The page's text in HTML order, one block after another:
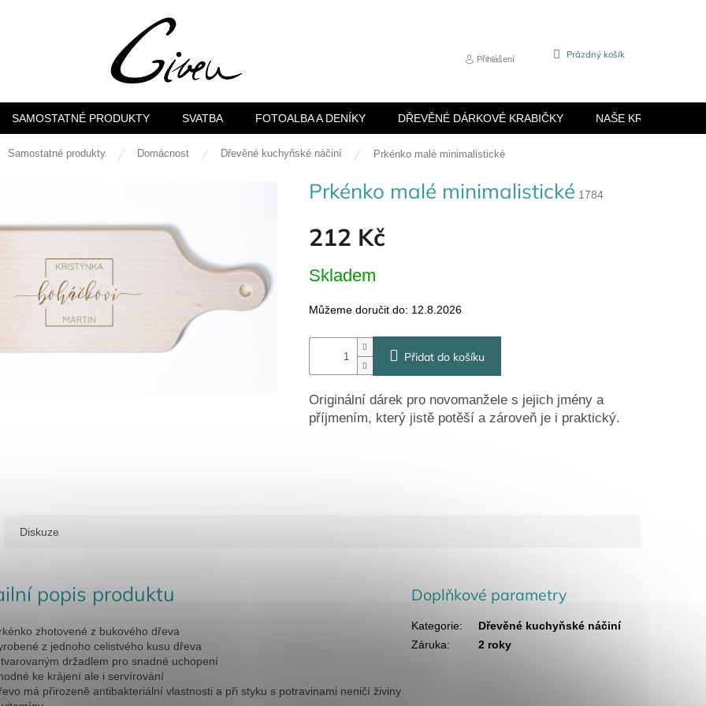
Přihlášení
NÁKUPNÍ
Prázdný košík
SAMOSTATNÉ PRODUKTY SVATBA FOTOALBA A DENÍKY DŘEVĚNÉ DÁRKOVÉ KRABIČKY NAŠE KRABIČKY
Samostatné produkty Domácnost Dřevěné kuchyňské náčiní Prkénko malé minimalistické
Prkénko malé minimalistické 1784
212 Kč
cena:
Skladem
Můžeme doručit do: 12.8.2026
Přidat do košíku
Originální dárek pro novomanžele s jejich jmény a
příjmením, který jistě potěší a zároveň je i praktický.
Diskuze
popis produktu
zhotovené z bukového dřeva
z jednoho celistvého kusu dřeva
držadlem pro snadné uchopení
ke krájení ale i servírování
má přirozeně antibakteriální vlastnosti a při styku s potravinami neničí živiny
Doplňkové parametry
Kategorie:
Dřevěné kuchyňské náčiní
Záruka: 2 roky